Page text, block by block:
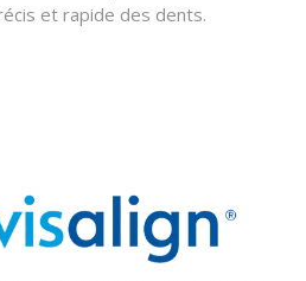
et rapide des dents.